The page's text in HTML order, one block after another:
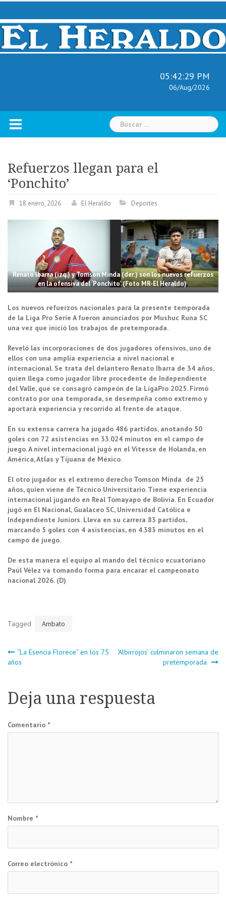
Skip
content
05:42:30 PM
06/Aug/2026
Buscar:
Refuerzos llegan para el
‘Ponchito’
18 enero, 2026 El Heraldo Deportes
Renato Ibarra (izq.) y Tomson Minda (der.) son los nuevos refuerzos
en la ofensiva del ‘Ponchito’. (Foto MR-El Heraldo)
Los nuevos refuerzos nacionales para la presente temporada
de la Liga Pro Serie A fueron anunciados por Mushuc Runa SC
una vez que inició los trabajos de pretemporada.
Reveló las incorporaciones de dos jugadores ofensivos, uno de
ellos con una amplia experiencia a nivel nacional e
internacional. Se trata del delantero Renato Ibarra de 34 años,
quien llega como jugador libre procedente de Independiente
del Valle, que se consagró campeón de la LigaPro 2025. Firmó
contrato por una temporada, se desempeña como extremo y
aportará experiencia y recorrido al frente de ataque.
En su extensa carrera ha jugado 486 partidos, anotando 50
goles con 72 asistencias en 33.024 minutos en el campo de
juego. A nivel internacional jugó en el Vitesse de Holanda, en
América, Atlas y Tijuana de México.
El otro jugador es el extremo derecho Tomson Minda de 25
años, quien viene de Técnico Universitario. Tiene experiencia
internacional jugando en Real Tomayapo de Bolivia. En Ecuador
jugó en El Nacional, Gualaceo SC, Universidad Católica e
Independiente Juniors. Lleva en su carrera 83 partidos,
marcando 5 goles con 4 asistencias, en 4.383 minutos en el
campo de juego.
De esta manera el equipo al mando del técnico ecuatoriano
Paúl Vélez va tomando forma para encarar el campeonato
nacional 2026. (D)
Tagged Ambato
Navegación
entradas
“La Esencia Florece” en los 75
años
‘Albirrojos’ culminaron semana de
pretemporada
Deja una respuesta
Comentario *
Nombre *
Correo electrónico *